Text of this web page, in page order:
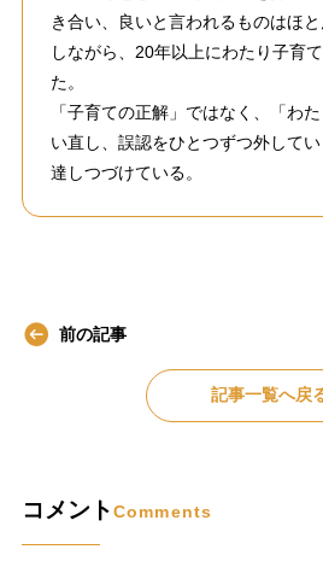
き合い、良いと言われるものはほ
しながら、20年以上にわたり子育
た。
「子育ての正解」ではなく、「わ
い直し、誤認をひとつずつ外して
達しつづけている。
前の記事
記事一覧へ戻
コメントComments